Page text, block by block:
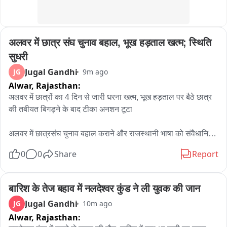
अलवर में छात्र संघ चुनाव बहाल, भूख हड़ताल खत्म; स्थिति
सुधरी
JG Jugal Gandhi 9m ago
Alwar, Rajasthan:
अलवर में छात्रों का 4 दिन से जारी धरना खत्म, भूख हड़ताल पर बैठे छात्र
की तबीयत बिगड़ने के बाद टीका अनशन टूटा
अलवर में छात्रसंघ चुनाव बहाल कराने और राजस्थानी भाषा को संवैधानिक
का अनिश्चितकालीन धरना गुरुवार को समाप्त हो गया। यह धरना पिछले
धरने पर बैठे छात्र अभिषेक जायसवाल चार दिन से भूख हड़ताल पर थे।
गुरुवार को अचानक उनकी तबीयत बिगड़ गई, जिसके बाद साथी छात्र उन्हें
तुरंत जिला अस्पताल लेकर पहुंचे। वहां डॉक्टरों ने उन्हें आईसीयू में भर्ती कर
0 0 Share Report
बारिश के तेज बहाव में नलदेश्वर कुंड ने ली युवक की जान
JG Jugal Gandhi 10m ago
Alwar, Rajasthan: